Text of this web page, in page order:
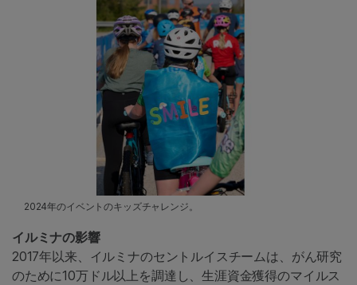
2024年のイベントのキッズチャレンジ。
イルミナの影響
2017年以来、イルミナのセントルイスチームは、がん研究
のために10万ドル以上を調達し、生涯資金獲得のマイルス